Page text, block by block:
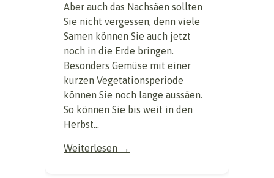
Aber auch das Nachsäen sollten
Sie nicht vergessen, denn viele
Samen können Sie auch jetzt
noch in die Erde bringen.
Besonders Gemüse mit einer
kurzen Vegetationsperiode
können Sie noch lange aussäen.
So können Sie bis weit in den
Herbst...
Weiterlesen →